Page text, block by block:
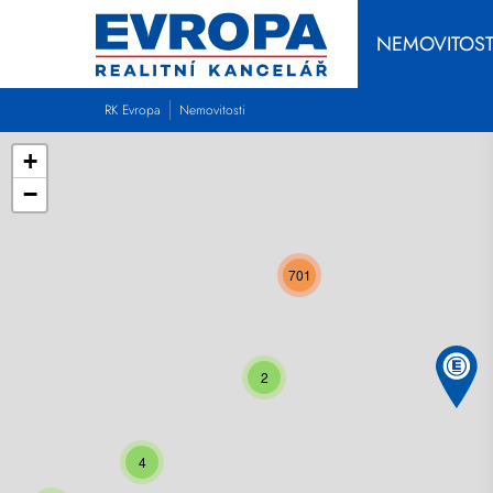
RK Evropa Nemovitosti
4
2
701
+
−